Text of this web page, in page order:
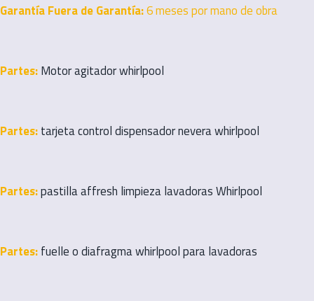
Garantía Fuera de Garantía:6 meses por mano de obra
Partes:Motor agitador whirlpool
Partes:tarjeta control dispensador nevera whirlpool
Partes:pastilla affresh limpieza lavadoras Whirlpool
Partes:fuelle o diafragma whirlpool para lavadoras